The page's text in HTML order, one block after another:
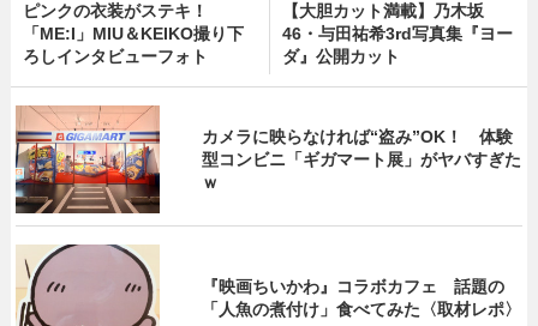
ピンクの衣装がステキ！
「ME:I」MIU＆KEIKO撮り下
ろしインタビューフォト
【大胆カット満載】乃木坂
46・与田祐希3rd写真集『ヨー
ダ』公開カット
カメラに映らなければ“盗み”OK！ 体験
型コンビニ「ギガマート展」がヤバすぎた
ｗ
『映画ちいかわ』コラボカフェ 話題の
「人魚の煮付け」食べてみた〈取材レポ〉